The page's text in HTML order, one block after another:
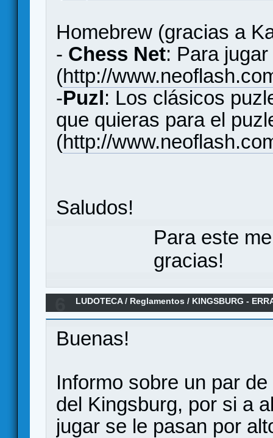
Homebrew (gracias a
- Chess Net: Para
(http://
-Puzl: Los clásicos
que quieras para el
(http://
Saludos!
Para este
gracias!
LUDOTECA/ Reglamentos / KINGSBURG -
Buenas!
Informo sobre un par
del Kingsburg, por si a
jugar se le pasan por